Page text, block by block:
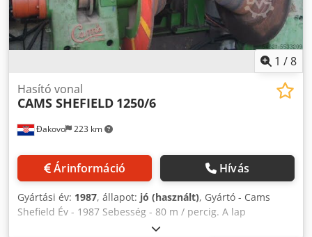
1 /8
Đakovo 223 km
Hasító vonal
CAMS SHEFIELD 1250/6
Árinformáció Hívás
Gyártási év: 1987, állapot: jó (használt), Gyártó - Cams
Shefield Év - 1987 Sebesség - 80 m / percig. A lap
szélessége - 1250 mm Vastagság - 6 mm-ig. A tekercs